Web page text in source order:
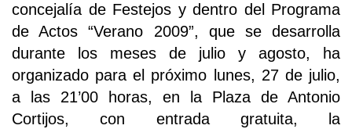
concejalía de Festejos y dentro del Programa
de Actos “Verano 2009”, que se desarrolla
durante los meses de julio y agosto, ha
organizado para el próximo lunes, 27 de julio,
a las 21’00 horas, en la Plaza de Antonio
Cortijos, con entrada gratuita, la